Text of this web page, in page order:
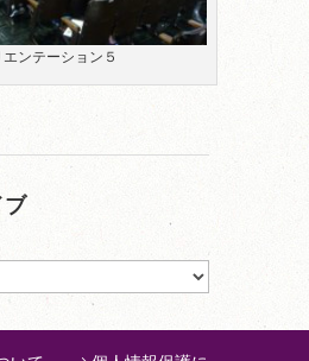
エンテーション５
ブ